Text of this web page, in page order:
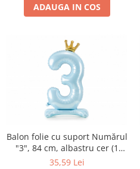
ADAUGA IN COS
Balon folie cu suport Numărul
"3", 84 cm, albastru cer (1
pachet / 1 buc.)
35,59 Lei